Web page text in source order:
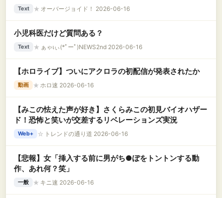
Text ★ オーバージョイド！ 2026-06-16
小児科医だけど質問ある？
Text ★ ぁゃιぃ(*ﾟーﾟ)NEWS2nd 2026-06-16
【ホロライブ】ついにアクロラの初配信が発表されたか
動画 ★ ホロ速 2026-06-16
【みこの怯えた声が好き】さくらみこの初見バイオハザー
ド！恐怖と笑いが交差するリベレーションズ実況
Web+ ☆ トレンドの通り道 2026-06-16
【悲報】女「挿入する前に男がち●ぽをトントンする動
作、あれ何？笑」
一般 ★ キニ速 2026-06-16